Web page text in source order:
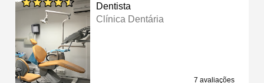
Dentista
Clínica Dentária
7 avaliações